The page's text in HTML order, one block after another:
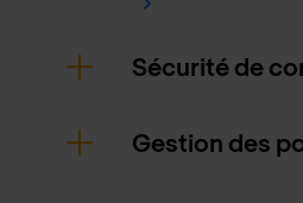
Sécurité de
Gestion des